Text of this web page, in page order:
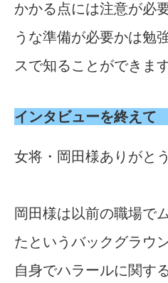
かかる点には注意が必
うな準備が必要かは勉
スで知ることができます
インタビューを終えて
女将・岡田様ありがと
岡田様は以前の職場で
たというバックグラウ
自身でハラールに関す